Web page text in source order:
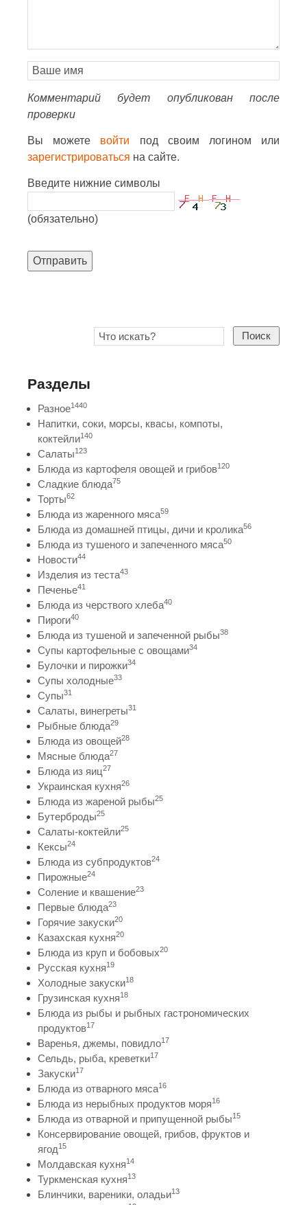
Комментарий будет опубликован после
проверки
Вы можете войти под своим логином или
зарегистрироваться на сайте.
Введите нижние символы
(обязательно)
Отправить
Поиск
Разделы
Разное1440
Напитки, соки, морсы, квасы, компоты,
коктейли140
Салаты123
Блюда из картофеля овощей и грибов120
Сладкие блюда75
Торты62
Блюда из жаренного мяса59
Блюда из домашней птицы, дичи и кролика56
Блюда из тушеного и запеченного мяса50
Новости44
Изделия из теста43
Печенье41
Блюда из черствого хлеба40
Пироги40
Блюда из тушеной и запеченной рыбы38
Супы картофельные с овощами34
Булочки и пирожки34
Супы холодные33
Супы31
Салаты, винегреты31
Рыбные блюда29
Блюда из овощей28
Мясные блюда27
Блюда из яиц27
Украинская кухня26
Блюда из жареной рыбы25
Бутерброды25
Салаты-коктейли25
Кексы24
Блюда из субпродуктов24
Пирожные24
Соление и квашение23
Первые блюда23
Горячие закуски20
Казахская кухня20
Блюда из круп и бобовых20
Русская кухня19
Холодные закуски18
Грузинская кухня18
Блюда из рыбы и рыбных гастрономических
продуктов17
Варенья, джемы, повидло17
Сельдь, рыба, креветки17
Закуски17
Блюда из отварного мяса16
Блюда из нерыбных продуктов моря16
Блюда из отварной и припущенной рыбы15
Консервирование овощей, грибов, фруктов и
ягод15
Молдавская кухня14
Туркменская кухня13
Блинчики, вареники, оладьи13